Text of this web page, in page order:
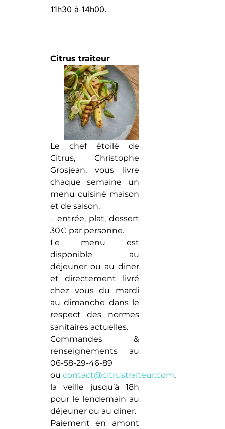
11h30 à 14h00.
Citrus traiteur
Le chef étoilé de
Citrus, Christophe
Grosjean, vous livre
chaque semaine un
menu cuisiné maison
et de saison.
– entrée, plat, dessert
30€ par personne.
Le menu est
disponible au
déjeuner ou au diner
et directement livré
chez vous du mardi
au dimanche dans le
respect des normes
sanitaires actuelles.
Commandes &
renseignements au
06-58-29-46-89
ou contact@citrustraiteur.com,
la veille jusqu’à 18h
pour le lendemain au
déjeuner ou au diner.
Paiement en amont